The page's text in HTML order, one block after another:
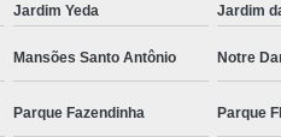
Ozonioterapia para
Ozonioterapia para Cães
Jardim Yeda Jardim
Mansões Santo Antônio Notre
Parque Fazendinha Parque